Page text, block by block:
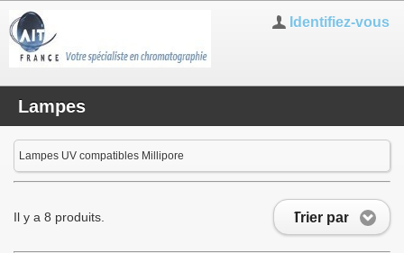
Identifiez-vous
Lampes
Lampes UV compatibles Millipore
Trier par
Il y a 8 produits.